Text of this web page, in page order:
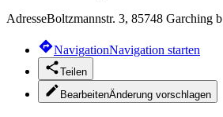
AdresseBoltzmannstr. 3, 85748 Garching
NavigationNavigation starten
Teilen
BearbeitenÄnderung vorschlagen